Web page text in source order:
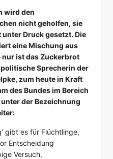
wird den
nicht geholfen, sie
Druck gesetzt. Die
eine Mischung aus
nur ist das Zuckerbrot
Sprecherin der
zum heute in Kraft
des Bundes im Bereich
der Bezeichnung
gibt es für Flüchtlinge,
Entscheidung
Versuch,